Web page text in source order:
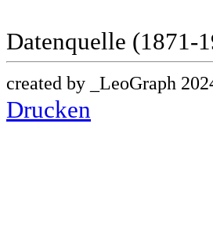
Datenquelle (1871-
created by _LeoGraph
Drucken